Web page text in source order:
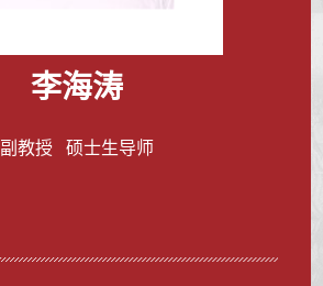
李海涛
副教授 硕士生导师